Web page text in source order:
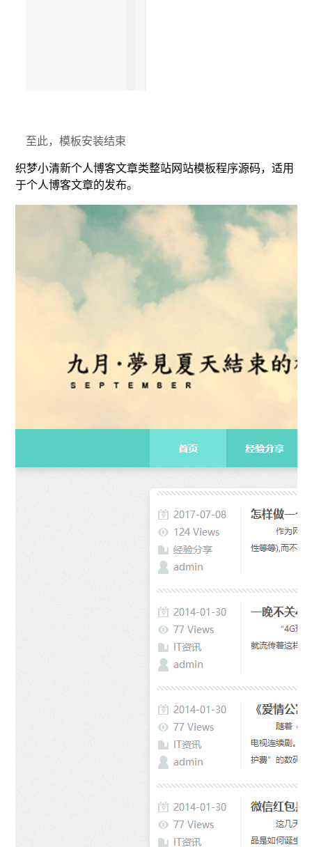
至此，模板安装结束
织梦小清新个人博客文章类整站网站模板程序源码，适用
于个人博客文章的发布。